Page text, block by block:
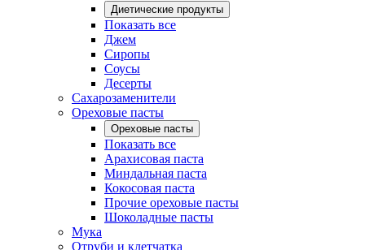
Диетические продукты
Показать все
Джем
Сиропы
Соусы
Десерты
Сахарозаменители
Ореховые пасты
Ореховые пасты
Показать все
Арахисовая паста
Миндальная паста
Кокосовая паста
Прочие ореховые пасты
Шоколадные пасты
Мука
Отруби и клетчатка